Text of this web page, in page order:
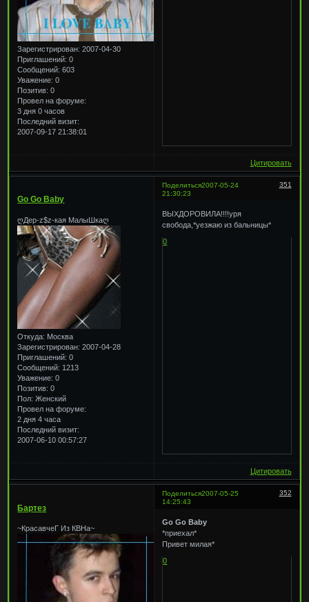
Зарегистрирован: 2007-04-30
Приглашений: 0
Сообщений: 603
Уважение: 0
Позитив: 0
Провел на форуме:
3 дня 0 часов
Последний визит:
2007-09-17 21:38:01
Цитировать
Поделиться 351
2007-05-24
21:30:23
Go Go Baby
ღДер-z$z-кая МалыШкаღ
Откуда: Москва
Зарегистрирован: 2007-04-28
Приглашений: 0
Сообщений: 1213
Уважение: 0
Позитив: 0
Пол: Женский
Провел на форуме:
2 дня 4 часа
Последний визит:
2007-06-10 00:57:27
ВЫХДОРОВИЛА!!!!уря
свобода,*уезжаю из бальницы*
0
Цитировать
Поделиться 352
2007-05-25
14:25:43
Бартез
~КрасавчеГ Из КВНа~
Go Go Baby
*приехал*
Привет милая*
0